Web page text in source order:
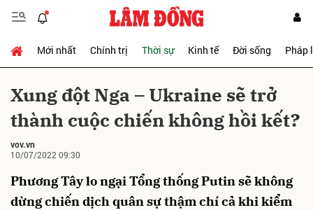
Mới nhất Chính trị Thời sự Kinh tế Đời sống Pháp
Xung đột Nga – Ukraine sẽ trở
thành cuộc chiến không hồi kết?
vov.vn
10/07/2022 09:30
Phương Tây lo ngại Tổng thống Putin sẽ không
dừng chiến dịch quân sự thậm chí cả khi kiểm
Gửi bình luận